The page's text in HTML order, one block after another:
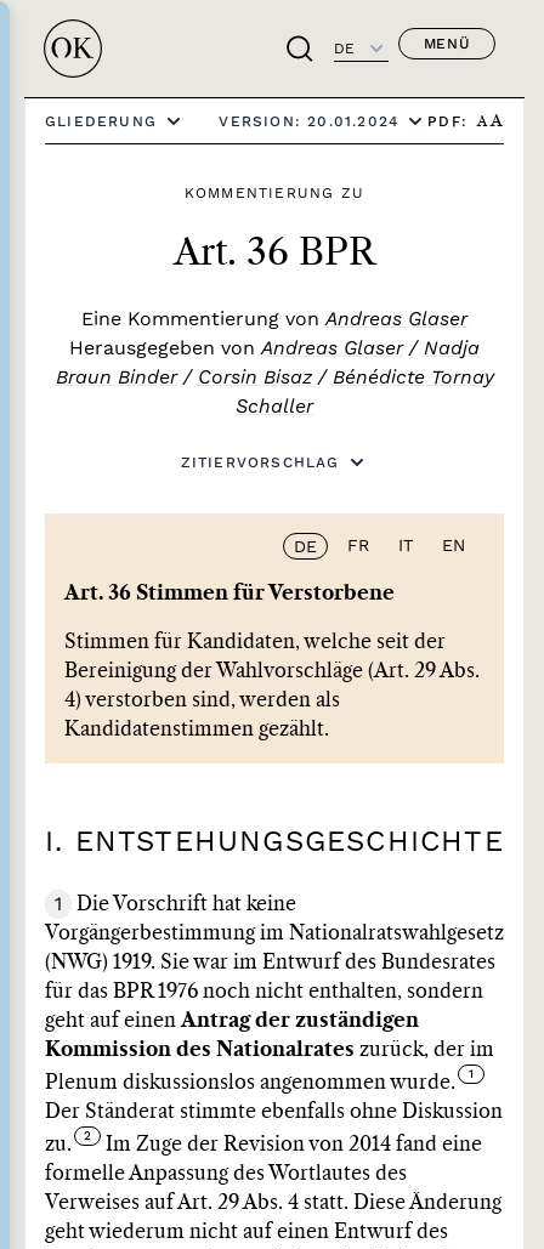
DE MENÜ
GLIEDERUNG VERSION: 20.01.2024 PDF: A A
KOMMENTIERUNG ZU
Art. 36 BPR
Eine Kommentierung vonAndreas Glaser
Herausgegeben vonAndreas Glaser/ Nadja
Braun Binder/ Corsin Bisaz/ Bénédicte Tornay
Schaller
ZITIERVORSCHLAG
DE FR IT EN
Art. 36 Stimmen für Verstorbene
Stimmen für Kandidaten, welche seit der
Bereinigung der Wahlvorschläge (Art. 29 Abs.
4) verstorben sind, werden als
Kandidatenstimmen gezählt.
I. ENTSTEHUNGSGESCHICHTE
1
Die Vorschrift hat keine
Vorgängerbestimmung im Nationalratswahlgesetz
(NWG) 1919. Sie war im Entwurf des Bundesrates
für das BPR 1976 noch nicht enthalten, sondern
geht auf einen Antrag der zuständigen
Kommission des Nationalrates zurück, der im
Plenum diskussionslos angenommen wurde.
Der Ständerat stimmte ebenfalls ohne Diskussion
zu.
Im Zuge der Revision von 2014 fand eine
formelle Anpassung des Wortlautes des
Verweises auf Art. 29 Abs. 4 statt. Diese Änderung
geht wiederum nicht auf einen Entwurf des